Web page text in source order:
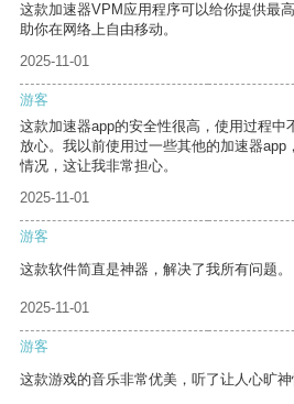
这款加速器VPM应用程序可以给你提供最
助你在网络上自由移动。
2025-11-01
游客
这款加速器app的安全性很高，使用过程中
放心。我以前使用过一些其他的加速器app
情况，这让我非常担心。
2025-11-01
游客
这款软件简直是神器，解决了我所有问题。
2025-11-01
游客
这款游戏的音乐非常优美，听了让人心旷神